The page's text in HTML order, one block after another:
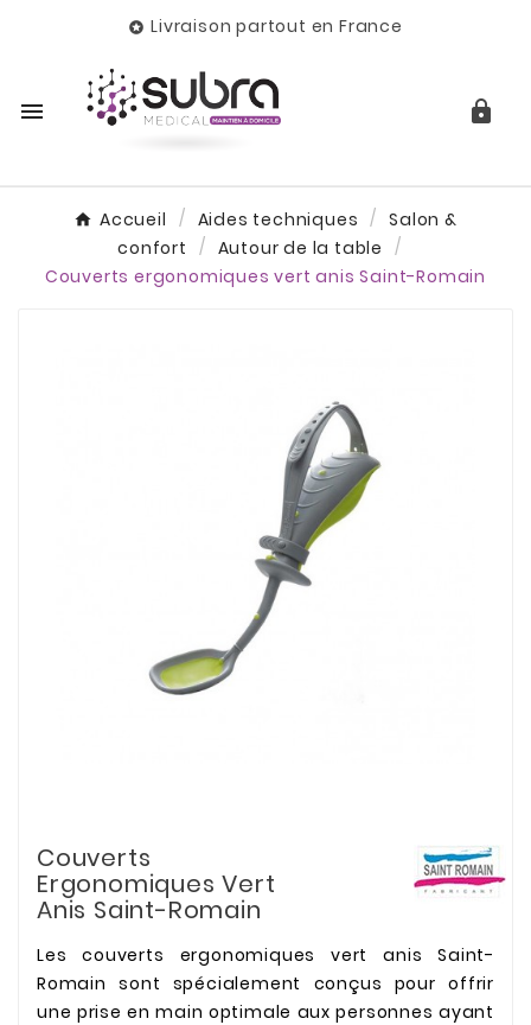
 Livraison partout en France
 
Accueil Aides techniques
Salon &
confort
Autour de la table
Couverts ergonomiques vert anis Saint-Romain
Couverts
Ergonomiques Vert
Anis Saint-Romain
Les couverts ergonomiques vert anis Saint-
Romain sont spécialement conçus pour offrir
une prise en main optimale aux personnes ayant